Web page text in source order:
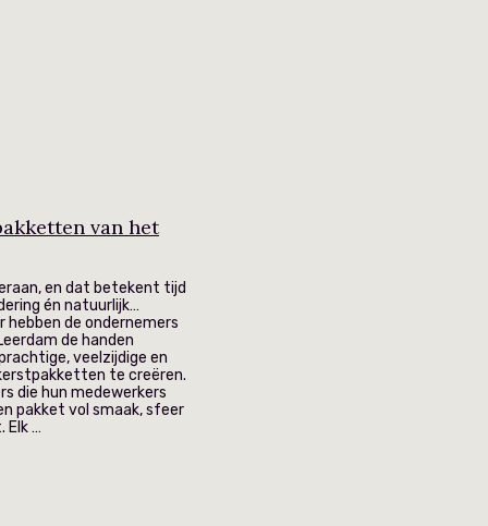
van het
en dat betekent tijd
én natuurlijk…
de ondernemers
de handen
veelzijdige en
te creëren.
die hun medewerkers
pakket vol smaak, sfeer
Elk …